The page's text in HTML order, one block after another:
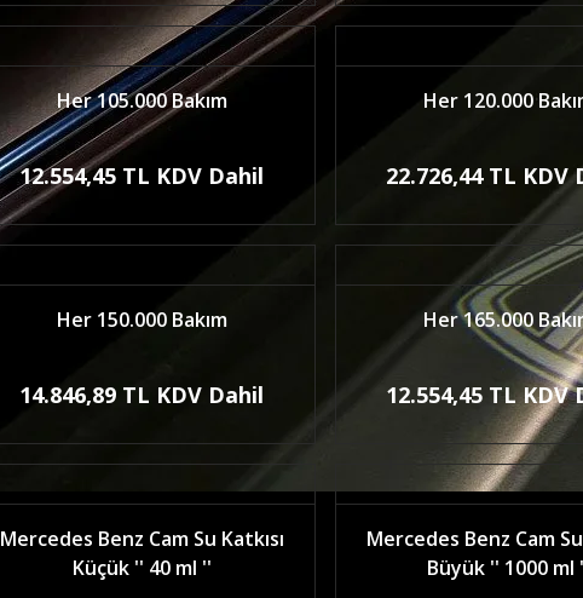
Her 105.000 Bakım
12.554,45 TL KDV Dahil
Her 120.000
22.726,44 TL KDV
Her 150.000 Bakım
14.846,89 TL KDV Dahil
Her 165.000
12.554,45 TL KDV
Mercedes Benz Cam Su Katkısı
Küçük '' 40 ml ''
Mercedes Benz Cam Su
Büyük '' 1000 ml